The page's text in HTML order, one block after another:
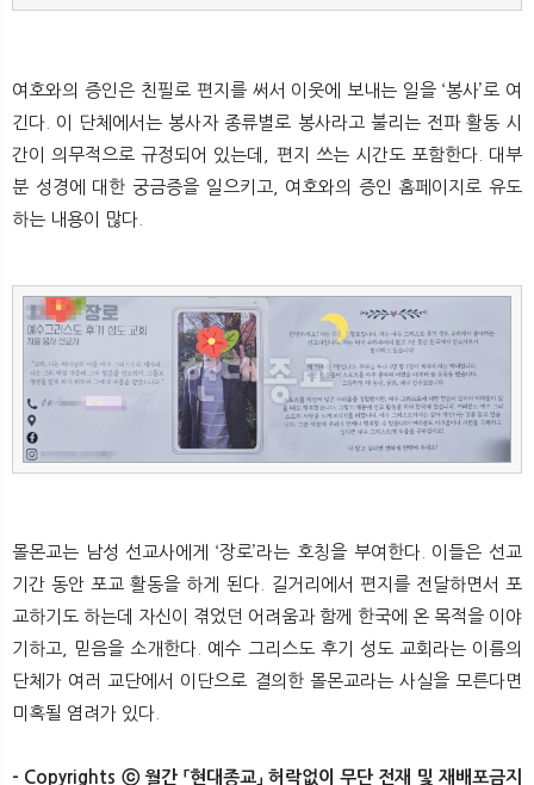
여호와의 증인은 친필로 편지를 써서 이웃에 보내는 일을 ‘봉사’로 여
긴다. 이 단체에서는 봉사자 종류별로 봉사라고 불리는 전파 활동 시
간이 의무적으로 규정되어 있는데, 편지 쓰는 시간도 포함한다. 대부
분 성경에 대한 궁금증을 일으키고, 여호와의 증인 홈페이지로 유도
하는 내용이 많다.
몰몬교는 남성 선교사에게 ‘장로’라는 호칭을 부여한다. 이들은 선교
기간 동안 포교 활동을 하게 된다. 길거리에서 편지를 전달하면서 포
교하기도 하는데 자신이 겪었던 어려움과 함께 한국에 온 목적을 이야
기하고, 믿음을 소개한다. 예수 그리스도 후기 성도 교회라는 이름의
단체가 여러 교단에서 이단으로 결의한 몰몬교라는 사실을 모른다면
미혹될 염려가 있다.
- Copyrights ⓒ 월간 「현대종교」 허락없이 무단 전재 및 재배포금지